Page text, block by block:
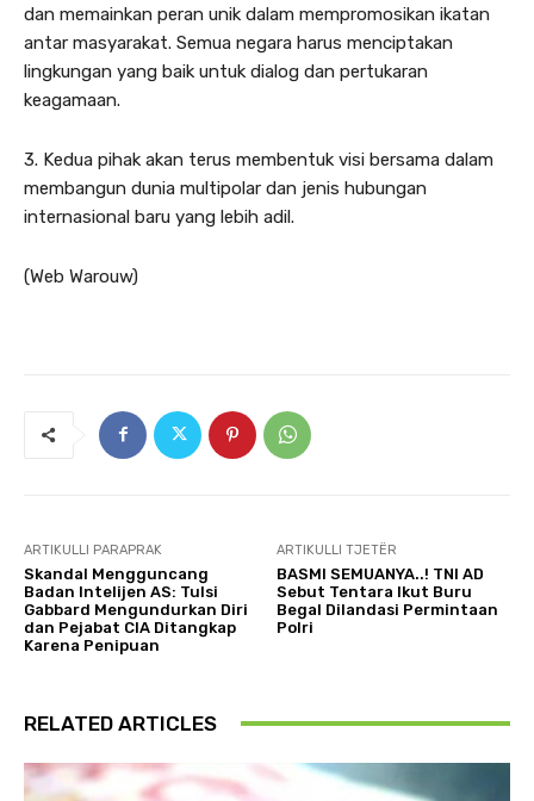
dan memainkan peran unik dalam mempromosikan ikatan
antar masyarakat. Semua negara harus menciptakan
lingkungan yang baik untuk dialog dan pertukaran
keagamaan.
3. Kedua pihak akan terus membentuk visi bersama dalam
membangun dunia multipolar dan jenis hubungan
internasional baru yang lebih adil.
(Web Warouw)
ARTIKULLI PARAPRAK
Skandal Mengguncang
Badan Intelijen AS: Tulsi
Gabbard Mengundurkan Diri
dan Pejabat CIA Ditangkap
Karena Penipuan
ARTIKULLI TJETËR
BASMI SEMUANYA..! TNI AD
Sebut Tentara Ikut Buru
Begal Dilandasi Permintaan
Polri
RELATED ARTICLES